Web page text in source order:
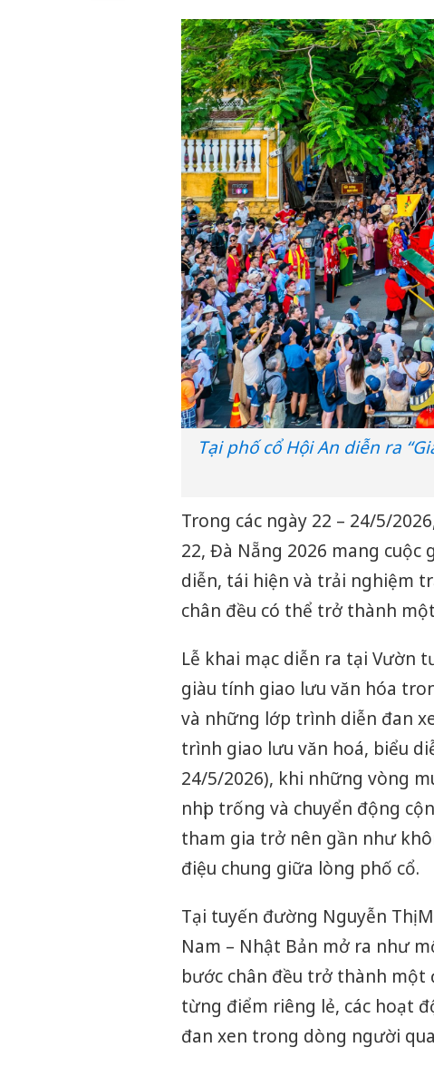
Tại phố cổ Hội An diễn ra
Trong các ngày 22 – 24/5/
22, Đà Nẵng 2026 mang
diễn, tái hiện và trải nghiệm
chân đều có thể trở thành
Lễ khai mạc diễn ra tại Vườn
giàu tính giao lưu văn hóa
và những lớp trình diễn đan
trình giao lưu văn hoá, biểu
24/5/2026), khi những vòng
nhịp trống và chuyển động
tham gia trở nên gần như
điệu chung giữa lòng phố cổ.
Tại tuyến đường Nguyễn Thị
Nam – Nhật Bản mở ra như
bước chân đều trở thành một
từng điểm riêng lẻ, các hoạt
đan xen trong dòng người